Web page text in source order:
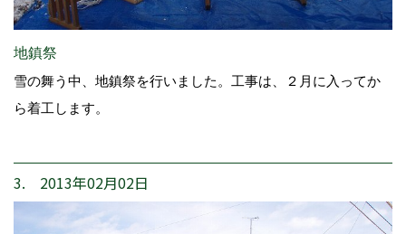
地鎮祭
雪の舞う中、地鎮祭を行いました。工事は、２月に入ってか
ら着工します。
3. 2013年02月02日